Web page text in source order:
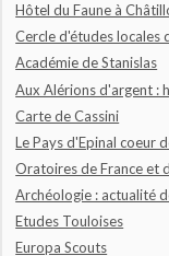
Hôtel du Faune à
Cercle d'études locales
Académie de Stanislas
Aux Alérions d'argent :
Carte de Cassini
Le Pays d'Epinal coeur
Oratoires de France et
Archéologie : actualité
Etudes Touloises
Europa Scouts